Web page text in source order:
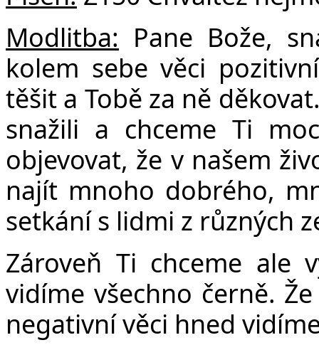
Modlitba: Pane Bože,
kolem sebe věci
těšit a Tobě za ně
snažili a chceme Ti
objevovat, že v našem
najít mnoho dobrého,
setkání s lidmi z různých
Zároveň Ti chceme ale
vidíme všechno černě.
negativní věci hned